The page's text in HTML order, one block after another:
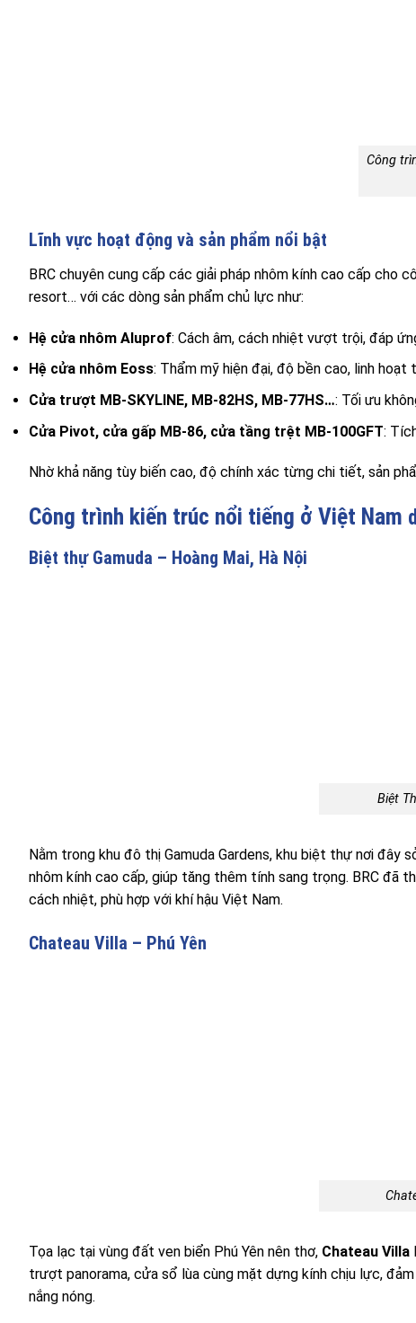
Công
Lĩnh vực hoạt động và sản phẩm nổi bật
BRC chuyên cung cấp các giải pháp nhôm kính cao cấp cho
resort… với các dòng sản phẩm chủ lực như:
Hệ cửa nhôm Aluprof: Cách âm, cách nhiệt vượt trội, đáp
Hệ cửa nhôm Eoss: Thẩm mỹ hiện đại, độ bền cao, linh
Cửa trượt MB-SKYLINE, MB-82HS, MB-77HS…: Tối ưu
Cửa Pivot, cửa gấp MB-86, cửa tầng trệt MB-100GFT:
Nhờ khả năng tùy biến cao, độ chính xác từng chi tiết, sản
Công trình kiến trúc nổi tiếng ở Việt Nam
Biệt thự Gamuda – Hoàng Mai, Hà Nội
Biệt
Nằm trong khu đô thị Gamuda Gardens, khu biệt thự nơi đây
nhôm kính cao cấp, giúp tăng thêm tính sang trọng. BRC đã
cách nhiệt, phù hợp với khí hậu Việt Nam.
Chateau Villa – Phú Yên
Tọa lạc tại vùng đất ven biển Phú Yên nên thơ, Chateau Villa
trượt panorama, cửa sổ lùa cùng mặt dựng kính chịu lực,
nắng nóng.